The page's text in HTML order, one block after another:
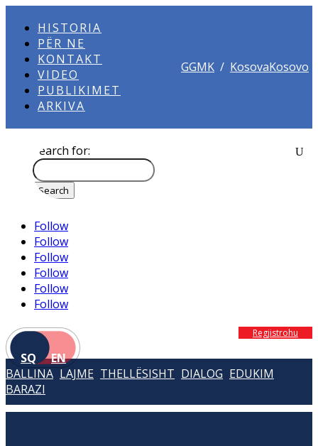
HISTORIA
PËR NE
KONTAKT
VIDEO
PUBLIKIMET
ARKIVA
GGMK / KosovaKosovo
Search for:
Follow
Follow
Follow
Follow
Follow
Follow
SQ EN
Regjistrohu
BALLINA LAJME THELLËSISHT DIALOG EDUKIM
BARAZI